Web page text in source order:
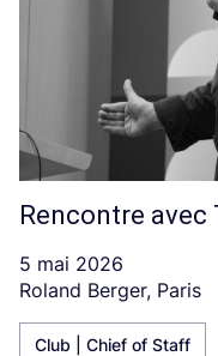
Rencontre avec
5 mai 2026
Roland Berger, Paris
Club | Chief of Staff